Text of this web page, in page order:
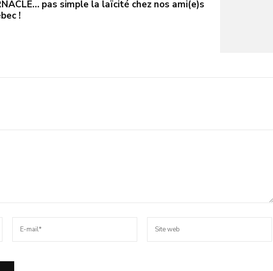
pas simple la laïcité chez nos ami(e)s
!